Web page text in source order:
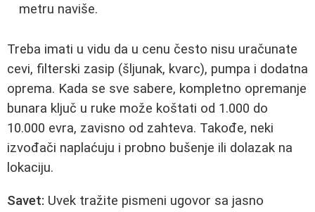
metru naviše.
Treba imati u vidu da u cenu često nisu uračunate
cevi, filterski zasip (šljunak, kvarc), pumpa i dodatna
oprema. Kada se sve sabere, kompletno opremanje
bunara ključ u ruke može koštati od 1.000 do
10.000 evra, zavisno od zahteva. Takođe, neki
izvođači naplaćuju i probno bušenje ili dolazak na
lokaciju.
Savet: Uvek tražite pismeni ugovor sa jasno